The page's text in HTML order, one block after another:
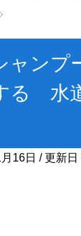
ャンプ
る 水
16日 / 更新日